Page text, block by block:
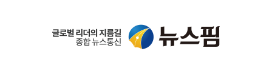
李대통령, 'ISA·주가누르기 방지법' 전면 재검토 지시
'호우 특보' 경북 울진 시간당 20~30mm 강한 비...가뭄